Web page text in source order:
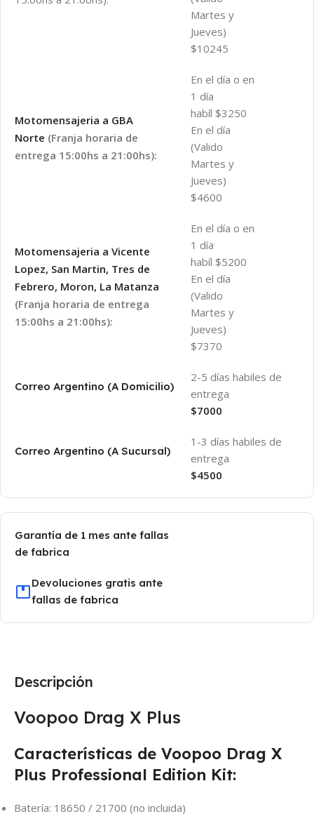
Martes y
Jueves)
$10245
Motomensajeria a GBA
Norte (Franja horaria de
entrega 15:00hs a 21:00hs):
En el día o en
1 día
habíl $3250
En el día
(Valido
Martes y
Jueves)
$4600
Motomensajeria a Vicente
Lopez, San Martin, Tres de
Febrero, Moron, La Matanza
(Franja horaria de entrega
15:00hs a 21:00hs):
En el día o en
1 día
habíl $5200
En el día
(Valido
Martes y
Jueves)
$7370
Correo Argentino (A Domicilio)
2-5 días habiles de
entrega
$7000
Correo Argentino (A Sucursal)
1-3 días habiles de
entrega
$4500
Garantía de 1 mes ante fallas
de fabrica
Devoluciones gratis ante
fallas de fabrica
Descripción
Voopoo Drag X Plus
Características de Voopoo Drag X
Plus Professional Edition Kit:
Batería: 18650 / 21700 (no incluida)